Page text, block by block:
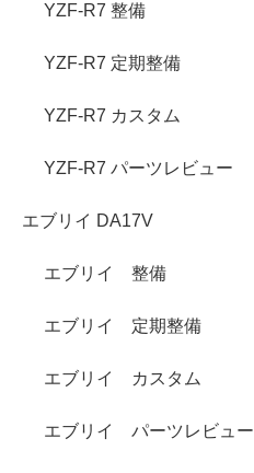
YZF-R7 整備
YZF-R7 定期整備
YZF-R7 カスタム
YZF-R7 パーツレビュー
エブリイ DA17V
エブリイ 整備
エブリイ 定期整備
エブリイ カスタム
エブリイ パーツレビュー